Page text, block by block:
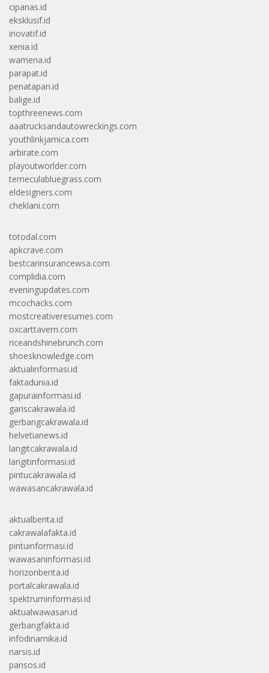
cipanas.id
eksklusif.id
inovatif.id
xenia.id
wamena.id
parapat.id
penatapan.id
balige.id
topthreenews.com
aaatrucksandautowreckings.com
youthlinkjamica.com
arbirate.com
playoutworlder.com
temeculabluegrass.com
eldesigners.com
cheklani.com
totodal.com
apkcrave.com
bestcarinsurancewsa.com
complidia.com
eveningupdates.com
mcochacks.com
mostcreativeresumes.com
oxcarttavern.com
riceandshinebrunch.com
shoesknowledge.com
aktualinformasi.id
faktadunia.id
gapurainformasi.id
gariscakrawala.id
gerbangcakrawala.id
helvetianews.id
langitcakrawala.id
langitinformasi.id
pintucakrawala.id
wawasancakrawala.id
aktualberita.id
cakrawalafakta.id
pintuinformasi.id
wawasaninformasi.id
horizonberita.id
portalcakrawala.id
spektruminformasi.id
aktualwawasan.id
gerbangfakta.id
infodinamika.id
narsis.id
pansos.id